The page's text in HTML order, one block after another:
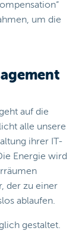
um die
auf die
alle unsere
ihrer IT-
Energie wird
der zu einer
ablaufen.
gestaltet.